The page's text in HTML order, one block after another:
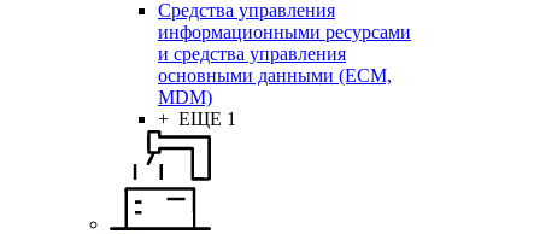
Средства управления
информационными ресурсами
и средства управления
основными данными (ECM,
MDM)
+ ЕЩЕ 1